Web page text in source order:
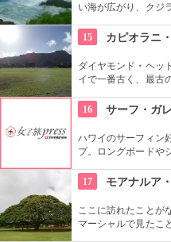
い海が広がり、クジ
ァーたちが集まりま
す。
15 カピオラニ
ダイヤモンド・ヘッ
イで一番古く、最古
て、クイーン・カピ
16 サーフ・ガ
ハワイのサーフィン
プ。ロングボードや
や保管も行っていま
17 モアナルア
ここに訪れたことが
マーシャルで見たこ